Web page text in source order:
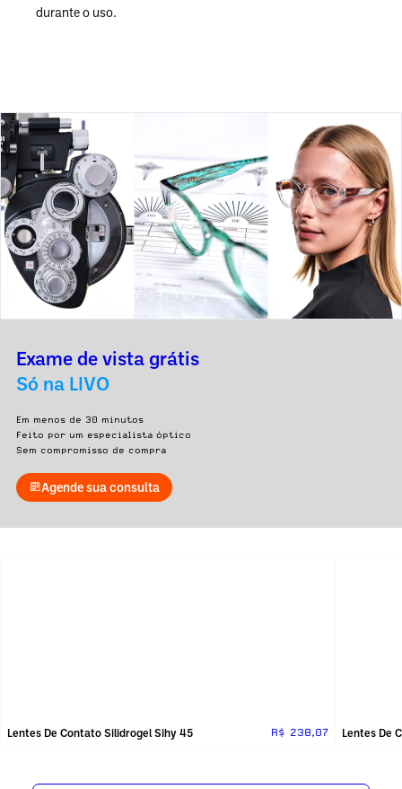
durante o uso.
Exame de vista grátis
Só na LIVO
Em menos de 30 minutos
Feito por um especialista óptico
Sem compromisso de compra
Agende sua consulta
Lentes De Contato Silidrogel Sihy 45 R$ 238,07 Lentes De